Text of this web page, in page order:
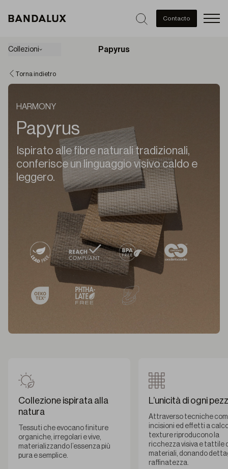
Contacto
Collezioni Papyrus
Torna indietro
HARMONY
Papyrus
Ispirato alle fibre naturali tradizionali,
conferisce un linguaggio visivo caldo e
leggero.
Collezione ispirata alla
natura
Tessuti che evocano finiture
organiche, irregolari e vive,
materializzando l’essenza più
pura e semplice.
L’unicità di ogni
Attraverso tecniche
incisioni ed effetti a
texture riproducono la
ricchezza visiva e tattile
materiali, donando
raffinatezza.